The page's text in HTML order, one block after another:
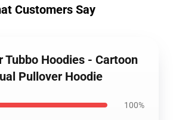
Customers Say
Tubbo Hoodies - Cartoon
Pullover Hoodie
100%